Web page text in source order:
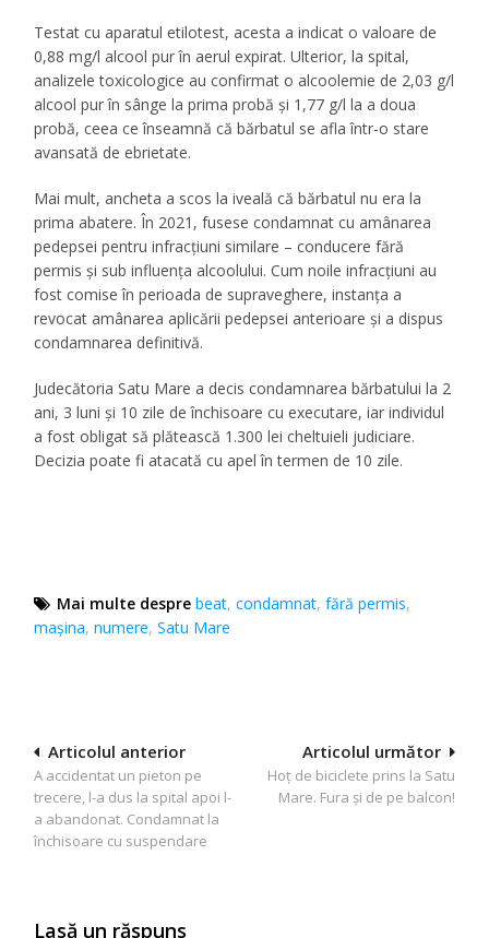
Testat cu aparatul etilotest, acesta a indicat o valoare de
0,88 mg/l alcool pur în aerul expirat. Ulterior, la spital,
analizele toxicologice au confirmat o alcoolemie de 2,03 g/l
alcool pur în sânge la prima probă și 1,77 g/l la a doua
probă, ceea ce înseamnă că bărbatul se afla într-o stare
avansată de ebrietate.
Mai mult, ancheta a scos la iveală că bărbatul nu era la
prima abatere. În 2021, fusese condamnat cu amânarea
pedepsei pentru infracțiuni similare – conducere fără
permis și sub influența alcoolului. Cum noile infracțiuni au
fost comise în perioada de supraveghere, instanța a
revocat amânarea aplicării pedepsei anterioare și a dispus
condamnarea definitivă.
Judecătoria Satu Mare a decis condamnarea bărbatului la 2
ani, 3 luni și 10 zile de închisoare cu executare, iar individul
a fost obligat să plătească 1.300 lei cheltuieli judiciare.
Decizia poate fi atacată cu apel în termen de 10 zile.
Mai multe despre beat,condamnat,fără permis,
mașina,numere,Satu Mare
Navigare
în
articole
Articolul următor
Hoț de biciclete prins la Satu
Mare. Fura și de pe balcon!
Articolul anterior
A accidentat un pieton pe
trecere, l-a dus la spital apoi l-
a abandonat. Condamnat la
închisoare cu suspendare
Lasă un răspuns